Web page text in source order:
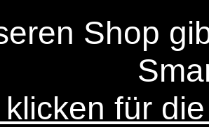
Shop
klicken für